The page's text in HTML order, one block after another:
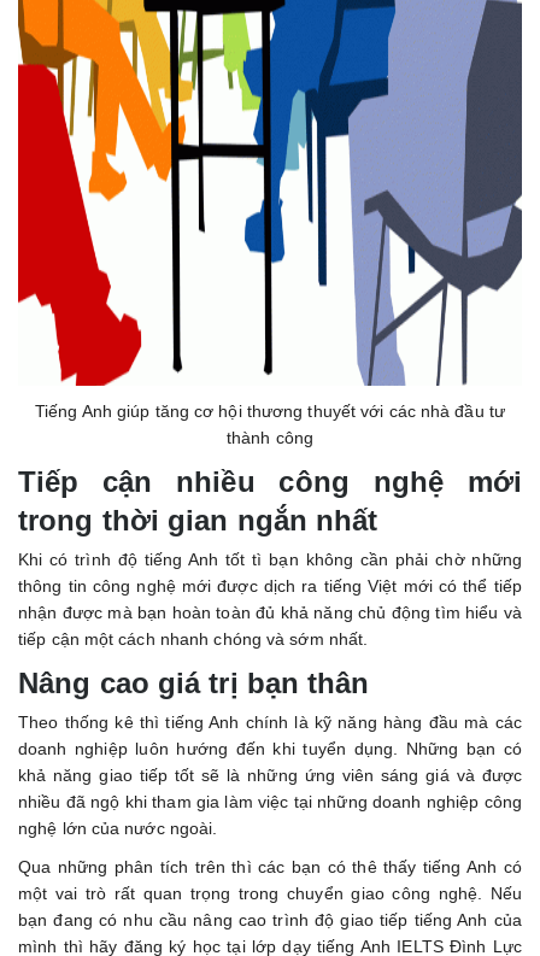
Tiếng Anh giúp tăng cơ hội thương thuyết với các nhà đầu tư
thành công
Tiếp cận nhiều công nghệ mới
trong thời gian ngắn nhất
Khi có trình độ tiếng Anh tốt tì bạn không cần phải chờ những
thông tin công nghệ mới được dịch ra tiếng Việt mới có thể tiếp
nhận được mà bạn hoàn toàn đủ khả năng chủ động tìm hiểu và
tiếp cận một cách nhanh chóng và sớm nhất.
Nâng cao giá trị bạn thân
Theo thống kê thì tiếng Anh chính là kỹ năng hàng đầu mà các
doanh nghiệp luôn hướng đến khi tuyển dụng. Những bạn có
khả năng giao tiếp tốt sẽ là những ứng viên sáng giá và được
nhiều đã ngộ khi tham gia làm việc tại những doanh nghiệp công
nghệ lớn của nước ngoài.
Qua những phân tích trên thì các bạn có thê thấy tiếng Anh có
một vai trò rất quan trọng trong chuyển giao công nghệ. Nếu
bạn đang có nhu cầu nâng cao trình độ giao tiếp tiếng Anh của
mình thì hãy đăng ký học tại lớp dạy tiếng Anh IELTS Đình Lực